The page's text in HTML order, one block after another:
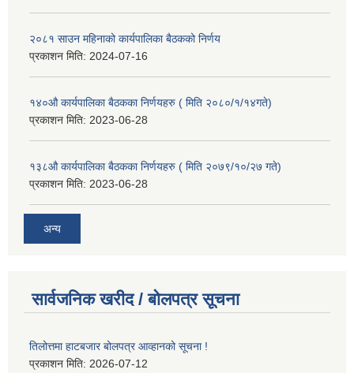
२०८१ साउन महिनाको कार्यपालिका बैठकको निर्णय
प्रकाशन मिति: 2024-07-16
१४०औ कार्यपालिका बैठकका निर्णयहरु ( मिति २०८०/१/१४गते)
प्रकाशन मिति: 2023-06-28
१३८औ कार्यपालिका बैठकका निर्णयहरु ( मिति २०७९/१०/२७ गते)
प्रकाशन मिति: 2023-06-28
अन्य
सार्वजनिक खरीद / बोलपत्र सूचना
तिलोत्तमा हाटबजार बोलपत्र आव्हानको सूचना !
प्रकाशन मिति: 2026-07-12